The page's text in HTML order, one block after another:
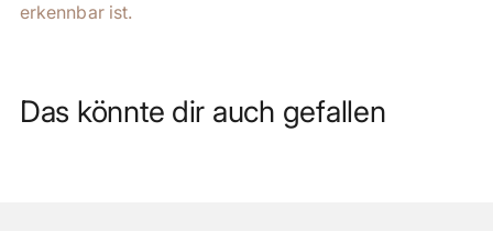
erkennbar ist.
Das könnte dir auch gefallen